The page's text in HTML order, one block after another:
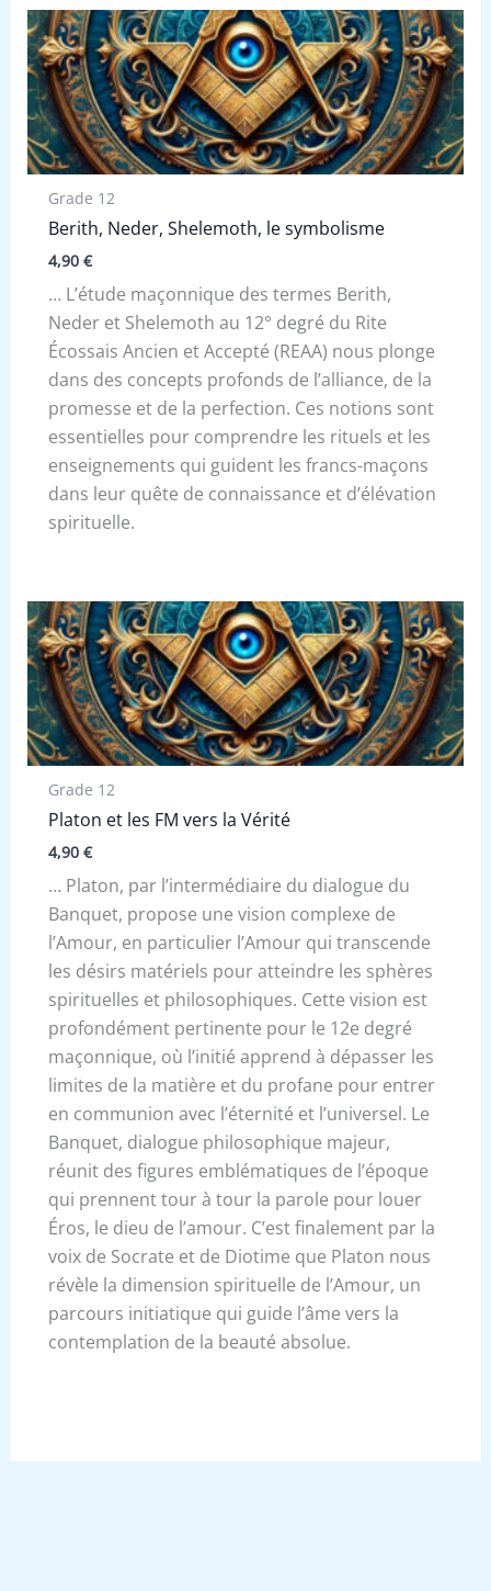
Grade 12
Berith, Neder, Shelemoth, le symbolisme
4,90 €
… L’étude maçonnique des termes Berith,
Neder et Shelemoth au 12° degré du Rite
Écossais Ancien et Accepté (REAA) nous plonge
dans des concepts profonds de l’alliance, de la
promesse et de la perfection. Ces notions sont
essentielles pour comprendre les rituels et les
enseignements qui guident les francs-maçons
dans leur quête de connaissance et d’élévation
spirituelle.
Grade 12
Platon et les FM vers la Vérité
4,90 €
… Platon, par l’intermédiaire du dialogue du
Banquet, propose une vision complexe de
l’Amour, en particulier l’Amour qui transcende
les désirs matériels pour atteindre les sphères
spirituelles et philosophiques. Cette vision est
profondément pertinente pour le 12e degré
maçonnique, où l’initié apprend à dépasser les
limites de la matière et du profane pour entrer
en communion avec l’éternité et l’universel. Le
Banquet, dialogue philosophique majeur,
réunit des figures emblématiques de l’époque
qui prennent tour à tour la parole pour louer
Éros, le dieu de l’amour. C’est finalement par la
voix de Socrate et de Diotime que Platon nous
révèle la dimension spirituelle de l’Amour, un
parcours initiatique qui guide l’âme vers la
contemplation de la beauté absolue.